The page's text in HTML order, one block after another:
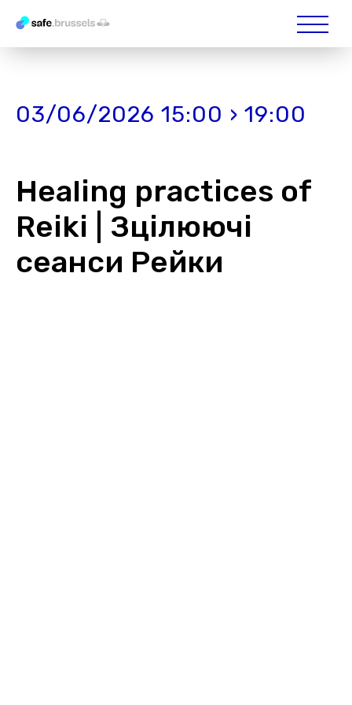
03/06/2026 15:00 › 19:00
Healing practices of
Reiki | Зцілюючі
сеанси Рейки